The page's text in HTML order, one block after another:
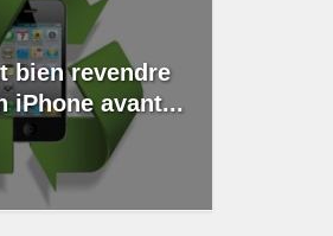
bien revendre
iPhone avant...